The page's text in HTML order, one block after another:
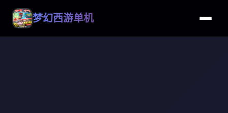
梦幻西游单机